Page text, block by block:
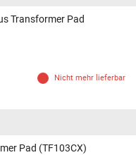
Transformer Pad
Nicht mehr lieferbar
Pad (TF103CX)